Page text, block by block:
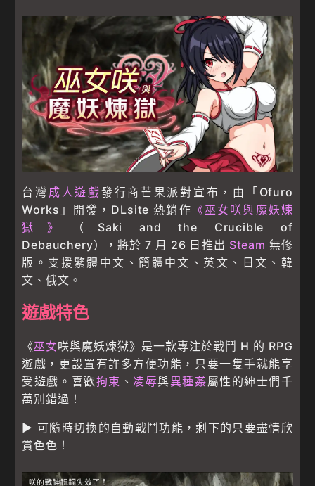
台灣 成人遊戲發行商芒果派對宣布，由「Ofuro
Works」開發，DLsite 熱銷作 《巫女咲與魔妖煉
獄》
（Saki and the Crucible of
Debauchery），將於 7 月 26 日推出 Steam 無修
版。支援繁體中文、簡體中文、英文、日文、韓
文、俄文。
遊戲特色
《巫女咲與魔妖煉獄》是一款專注於戰鬥 H 的 RPG
遊戲，更設置有許多方便功能，只要一隻手就能享
受遊戲。喜歡拘束 、 凌辱與異種姦屬性的紳士們千
萬別錯過！
▶ 可隨時切換的自動戰鬥功能，剩下的只要盡情欣
賞色色！